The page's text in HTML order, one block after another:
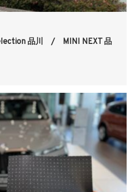
品川 / MINI NEXT 品